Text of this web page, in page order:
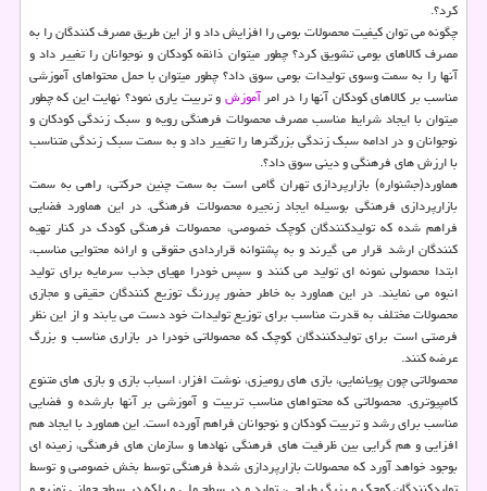
کرد؟.
چگونه می توان کیفیت محصولات بومی را افزایش داد و از این طریق مصرف کنندگان را به
مصرف کالاهای بومی تشویق کرد؟ چطور میتوان ذائقه کودکان و نوجوانان را تغییر داد و
آنها را به سمت وسوی تولیدات بومی سوق داد؟ چطور میتوان با حمل محتواهای آموزشی
مناسب بر کالاهای کودکان آنها را در امرآموزشو تربیت یاری نمود؟ نهایت این که چطور
میتوان با ایجاد شرایط مناسب مصرف محصولات فرهنگی رویه و سبک زندگی کودکان و
نوجوانان و در ادامه سبک زندگی بزرگترها را تغییر داد و به سمت سبک زندگی متناسب
با ارزش های فرهنگی و دینی سوق داد؟.
هماورد(جشنواره) بازارپردازی تهران گامی است به سمت چنین حرکتی، راهی به سمت
بازارپردازی فرهنگی بوسیله ایجاد زنجیره محصولات فرهنگی. در این هماورد فضایی
فراهم شده که تولیدکنندگان کوچک خصوصی، محصولات فرهنگی کودک در کنار تهیه
کنندگان ارشد قرار می گیرند و به پشتوانه قراردادی حقوقی و ارائه محتوایی مناسب،
ابتدا محصولی نمونه ای تولید می کنند و سپس خودرا مهیای جذب سرمایه برای تولید
انبوه می نمایند. در این هماورد به خاطر حضور پررنگ توزیع کنندگان حقیقی و مجازی
محصولات مختلف به قدرت مناسب برای توزیع تولیدات خود دست می یابند و از این نظر
فرصتی است برای تولیدکنندگان کوچک که محصولاتی خودرا در بازاری مناسب و بزرگ
عرضه کنند.
محصولاتی چون پویانمایی، بازی های رومیزی، نوشت افزار، اسباب بازی و بازی های متنوع
کامپیوتری. محصولاتی که محتواهای مناسب تربیت و آموزشی بر آنها بارشده و فضایی
مناسب برای رشد و تربیت کودکان و نوجوانان فراهم آورده است. این هماورد با ایجاد هم
افزایی و هم گرایی بین ظرفیت های فرهنگی نهادها و سازمان های فرهنگی، زمینه ای
بوجود خواهد آورد که محصولات بازارپردازی شدة فرهنگی توسط بخش خصوصی و توسط